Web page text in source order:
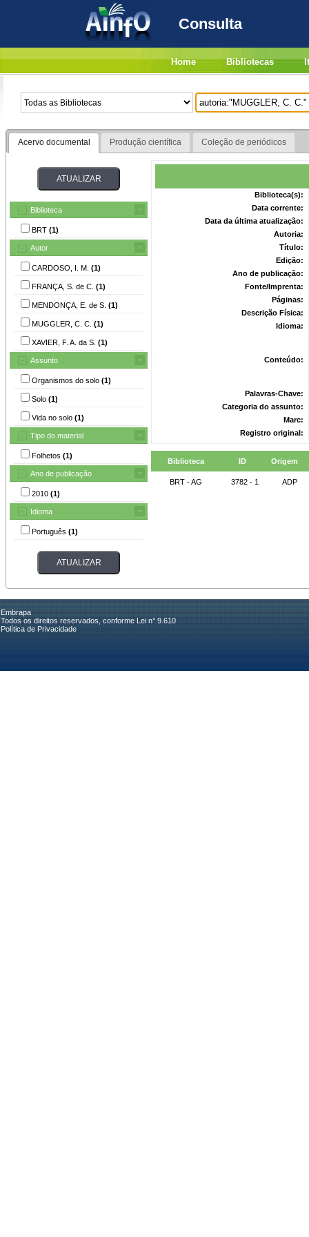
Consulta
Home Bibliotecas
Acervo documental Produção científica Coleção de periódicos
Biblioteca
BRT (1)
Autor
CARDOSO, I. M. (1)
FRANÇA, S. de C. (1)
MENDONÇA, E. de S. (1)
MUGGLER, C. C. (1)
XAVIER, F. A. da S. (1)
Assunto
Organismos do solo (1)
Solo (1)
Vida no solo (1)
Tipo do material
Folhetos (1)
Ano de publicação
2010 (1)
Idioma
Português (1)
Biblioteca(s):
Data corrente:
Data da última atualização:
Autoria:
Título:
Edição:
Ano de publicação:
Fonte/Imprenta:
Páginas:
Descrição Física:
Idioma:
Conteúdo:
Palavras-Chave:
Categoria do assunto:
Marc:
Registro original:
Biblioteca ID Origem
BRT - AG 3782 - 1 ADP
Embrapa
Todos os direitos reservados, conforme Lei n° 9.610
Política de Privacidade